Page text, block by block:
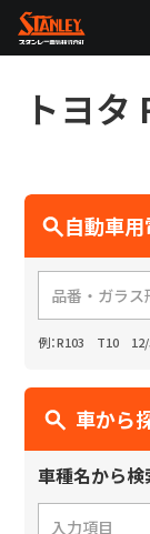
日本語
企業情報
製品情報
テクノロジー
サステナビリテ
株主・投資家情
ニュース
採用情報
トヨタ
自動車
例：R103 T10 12/
車から
車種名から検